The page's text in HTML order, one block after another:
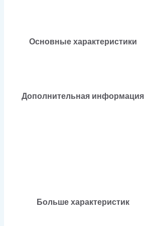
Основные характеристики
Дополнительная информация
Больше характеристик